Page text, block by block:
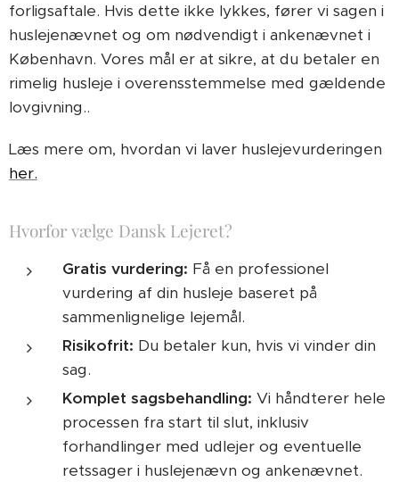
forligsaftale. Hvis dette ikke lykkes, fører vi sagen i
huslejenævnet og om nødvendigt i ankenævnet i
København. Vores mål er at sikre, at du betaler en
rimelig husleje i overensstemmelse med gældende
lovgivning..
Læs mere om, hvordan vi laver huslejevurderingen
her.
Hvorfor vælge Dansk Lejeret?
Gratis vurdering: Få en professionel
vurdering af din husleje baseret på
sammenlignelige lejemål.
Risikofrit: Du betaler kun, hvis vi vinder din
sag.
Komplet sagsbehandling: Vi håndterer hele
processen fra start til slut, inklusiv
forhandlinger med udlejer og eventuelle
retssager i huslejenævn og ankenævnet.